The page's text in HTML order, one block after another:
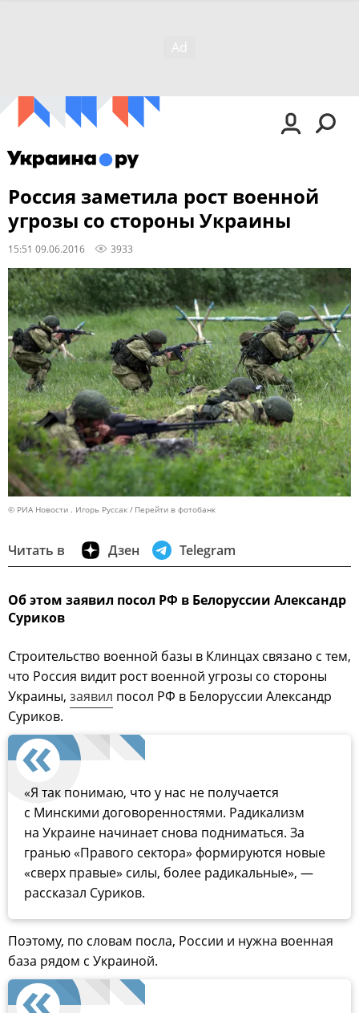
Россия заметила рост военной
угрозы со стороны Украины
15:51 09.06.2016 3933
© РИА Новости . Игорь Руссак Перейти в фотобанк
Читать в Дзен Telegram
Об этом заявил посол РФ в Белоруссии Александр
Суриков
Строительство военной базы в Клинцах связано с тем,
что Россия видит рост военной угрозы со стороны
Украины, заявил посол РФ в Белоруссии Александр
Суриков.
«Я так понимаю, что у нас не получается
с Минскими договоренностями. Радикализм
на Украине начинает снова подниматься. За
гранью «Правого сектора» формируются новые
«сверх правые» силы, более радикальные», —
рассказал Суриков.
Поэтому, по словам посла, России и нужна военная
база рядом с Украиной.